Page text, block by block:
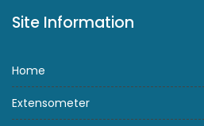
Site Information
Home
Extensometer